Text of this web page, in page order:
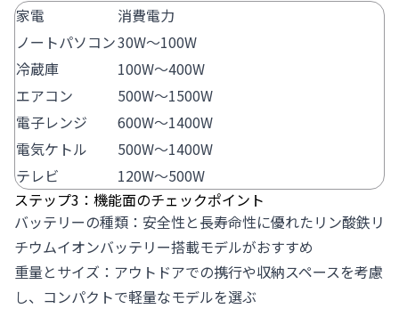
家電
消費電力
ノートパソコン30W～100W
冷蔵庫
100W～400W
エアコン
500W～1500W
電子レンジ
600W～1400W
電気ケトル
500W～1400W
テレビ
120W～500W
ステップ3：機能面のチェックポイント
バッテリーの種類：安全性と長寿命性に優れたリン酸鉄リ
チウムイオンバッテリー搭載モデルがおすすめ
重量とサイズ：アウトドアでの携行や収納スペースを考慮
し、コンパクトで軽量なモデルを選ぶ